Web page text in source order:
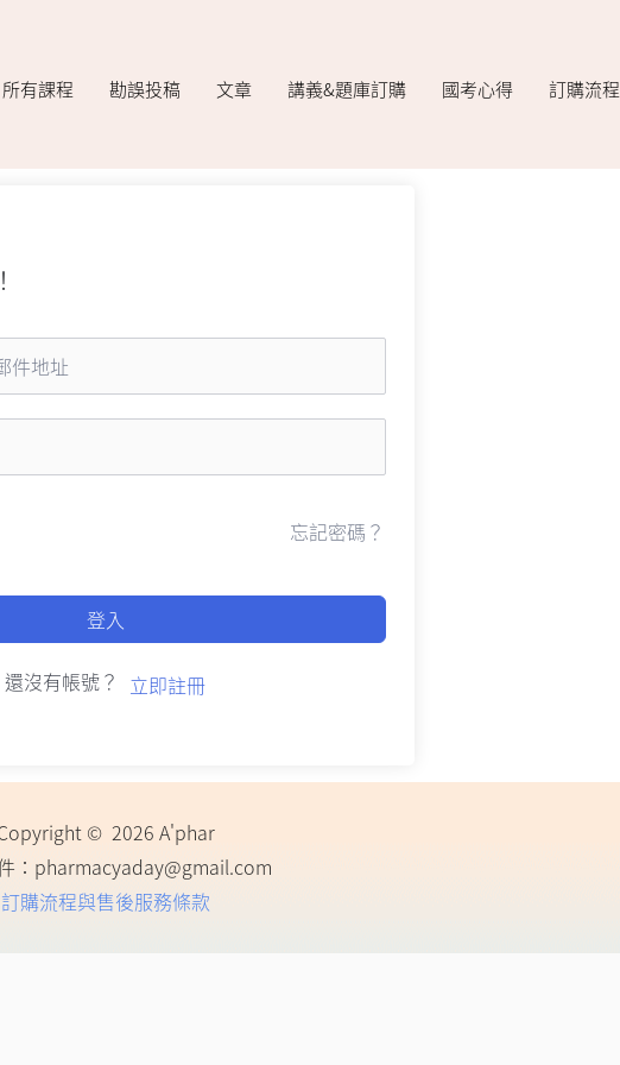
所有課程 勘誤投稿 文章 講義&題庫訂購 國考心得 訂購流程
忘記密碼？
登入
還沒有帳號？ 立即註冊
© 2026 A'phar
： pharmacyaday@gmail.com
訂購流程與售後服務條款